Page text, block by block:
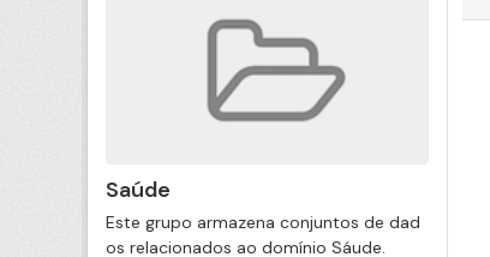
Saúde
Este grupo armazena conjuntos de dad
os relacionados ao domínio Sáude.